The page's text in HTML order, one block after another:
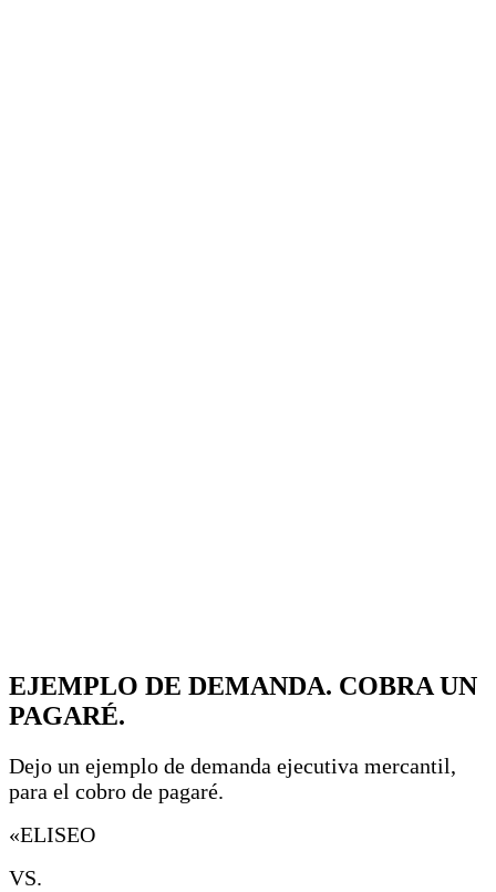
EJEMPLO DE DEMANDA. COBRA UN
PAGARÉ.
Dejo un ejemplo de demanda ejecutiva mercantil,
para el cobro de pagaré.
«ELISEO
VS.